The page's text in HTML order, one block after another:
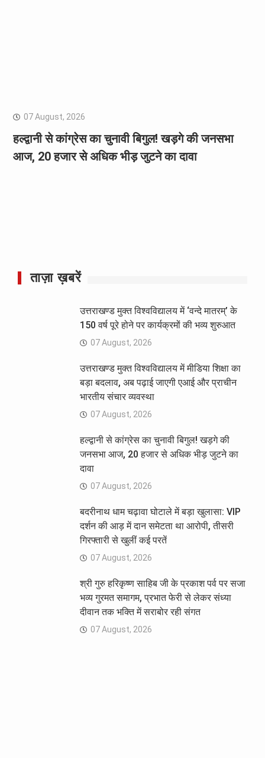
07 August, 2026
हल्द्वानी से कांग्रेस का चुनावी बिगुल! खड़गे की जनसभा
आज, 20 हजार से अधिक भीड़ जुटने का दावा
ताज़ा ख़बरें
उत्तराखण्ड मुक्त विश्वविद्यालय में ‘वन्दे मातरम्’ के
150 वर्ष पूरे होने पर कार्यक्रमों की भव्य शुरुआत
07 August, 2026
उत्तराखण्ड मुक्त विश्वविद्यालय में मीडिया शिक्षा का
बड़ा बदलाव, अब पढ़ाई जाएगी एआई और प्राचीन
भारतीय संचार व्यवस्था
07 August, 2026
हल्द्वानी से कांग्रेस का चुनावी बिगुल! खड़गे की
जनसभा आज, 20 हजार से अधिक भीड़ जुटने का
दावा
07 August, 2026
बदरीनाथ धाम चढ़ावा घोटाले में बड़ा खुलासा: VIP
दर्शन की आड़ में दान समेटता था आरोपी, तीसरी
गिरफ्तारी से खुलीं कई परतें
07 August, 2026
श्री गुरु हरिकृष्ण साहिब जी के प्रकाश पर्व पर सजा
भव्य गुरमत समागम, प्रभात फेरी से लेकर संध्या
दीवान तक भक्ति में सराबोर रही संगत
07 August, 2026